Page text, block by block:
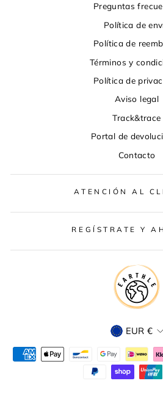
Preguntas
Política de
Política de
Términos y
Política de
Aviso legal
Track&trace
Portal de
Contacto
ATENCIÓN AL
REGÍSTRATE Y
MONEDA
EUR €